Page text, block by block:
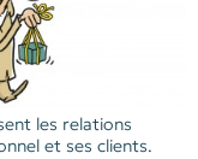
les relations
et ses clients.